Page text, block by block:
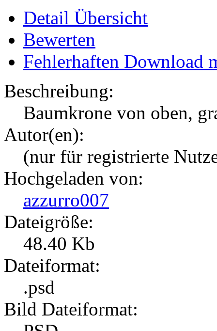
Detail Übersicht
Bewerten
Fehlerhaften Download
Beschreibung:
Baumkrone von oben,
Autor(en):
(nur für registrierte
Hochgeladen von:
azzurro007
Dateigröße:
48.40 Kb
Dateiformat:
.psd
Bild Dateiformat: